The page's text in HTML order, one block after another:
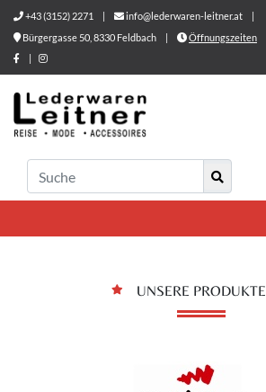
+43 (3152) 2271 | info@lederwaren-leitner.at
|
Bürgergasse 50, 8330 Feldbach
|
Öffnungszeiten
|
UNSERE PRODUKTE